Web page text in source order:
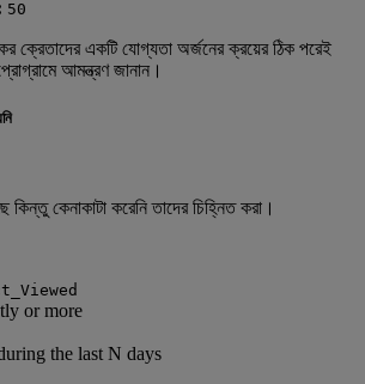
50
ক্রেতাদের একটি যোগ্যতা অর্জনের ক্রয়ের ঠিক পরেই
আমন্ত্রণ জানান।
কিন্তু কেনাকাটা করেনি তাদের চিহ্নিত করা।
or more
the last N days